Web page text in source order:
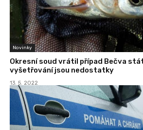
Novinky
Okresní soud vrátil případ Bečva
vyšetřování jsou nedostatky
13. 5. 2022